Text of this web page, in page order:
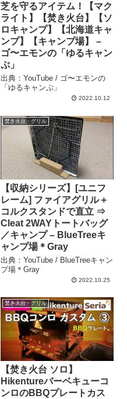
芝を守るアイテム！【マク
ライト】【焚き火台】【ソ
ロキャンプ】【北海道キャ
ンプ】【キャンプ場】 –
ゴ〜エモンの「ゆるキャン
ぷ」
出典：YouTube / ゴ〜エモンの
「ゆるキャンぷ」
2022.10.12
焚き火台・グリル
【収納シリーズ】[ユニフ
レーム] ファイアグリル＋
コルクスタンドで直立 ⇒
Cleat 2WAYトートバッグ
／キャンプ – BlueTreeキ
ャンプ場＊Gray
出典：YouTube / BlueTreeキャン
プ場＊Gray
2022.10.25
焚き火台・グリル
【焚き火台 ソロ】
Hikentureバーベキューコ
ンロのBBQプレートカス